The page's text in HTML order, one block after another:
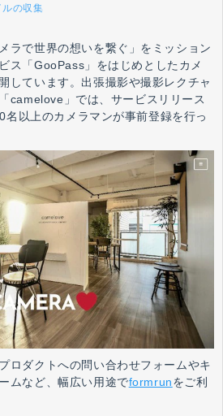
ルの収集
ラで世界の想いを繋ぐ」をミッション
ス「GooPass」をはじめとしたカメ
しています。出張撮影や撮影レクチャ
camelove」では、サービスリリース
以上のカメラマンが事前登録を行っ
ロダクトへの問い合わせフォームやキ
ムなど、幅広い用途でformrunをご利